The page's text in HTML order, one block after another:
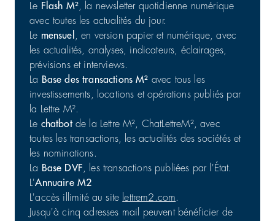
Le Flash M², la newsletter quotidienne numérique
avec toutes les actualités du jour.
Le mensuel
, en version papier et numérique, avec
les actualités, analyses, indicateurs, éclairages,
prévisions et interviews.
La Base des transactions M² avec tous les
investissements, locations et opérations publiés par
la Lettre M².
Le chatbotde la Lettre M², ChatLettreM², avec
toutes les transactions, les actualités des sociétés et
les nominations.
La Base DVF , les transactions publiées par l'État.
L'Annuaire M2
L'accès illimité au site lettrem2.com.
Jusqu'à cinq adresses mail peuvent bénéficier de
Commerce : cession d'un portefeuille de 25 actifs en
France
Commerces | Investissement